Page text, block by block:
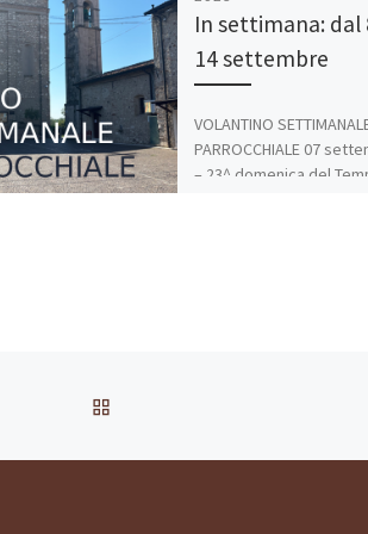
In settimana: dal
14 settembre
VOLANTINO
PARROCCHIALE 07
– 23^ domenica del
RITORNA ALLA LISTA